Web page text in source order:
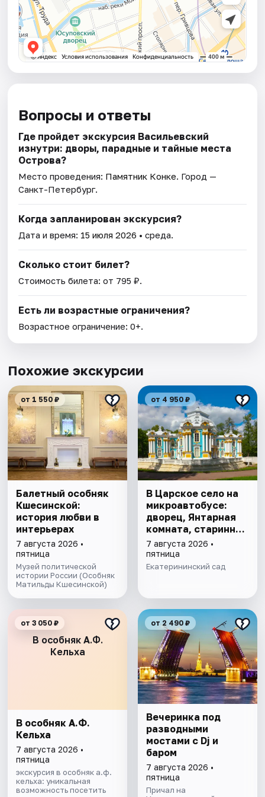
Вопросы и ответы
Где пройдет экскурсия Васильевский
изнутри: дворы, парадные и тайные места
Острова?
Место проведения: Памятник Конке. Город —
Санкт-Петербург.
Когда запланирован экскурсия?
Дата и время: 15 июля 2026 • среда.
Сколько стоит билет?
Стоимость билета: от 795 ₽.
Есть ли возрастные ограничения?
Возрастное ограничение: 0+.
Похожие экскурсии
от 1 550 ₽
Балетный особняк
Кшесинской:
история любви в
интерьерах
7 августа 2026 •
пятница
Музей политической
истории России (Особняк
Матильды Кшесинской)
от 4 950 ₽
В Царское село на
микроавтобусе:
дворец, Янтарная
комната, старинный
парк
7 августа 2026 •
пятница
Екатерининский сад
В особняк А.Ф.
Кельха
от 3 050 ₽
В особняк А.Ф.
Кельха
7 августа 2026 •
пятница
экскурсия в особняк а.ф.
кельха: уникальная
возможность посетить
от 2 490 ₽
Вечеринка под
разводными
мостами с Dj и
баром
7 августа 2026 •
пятница
Причал на